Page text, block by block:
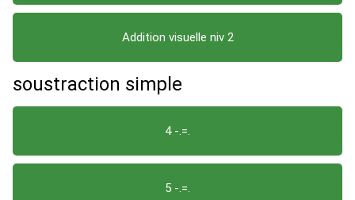
Addition visuelle niv 2
soustraction simple
4 -.=.
5 -.=.